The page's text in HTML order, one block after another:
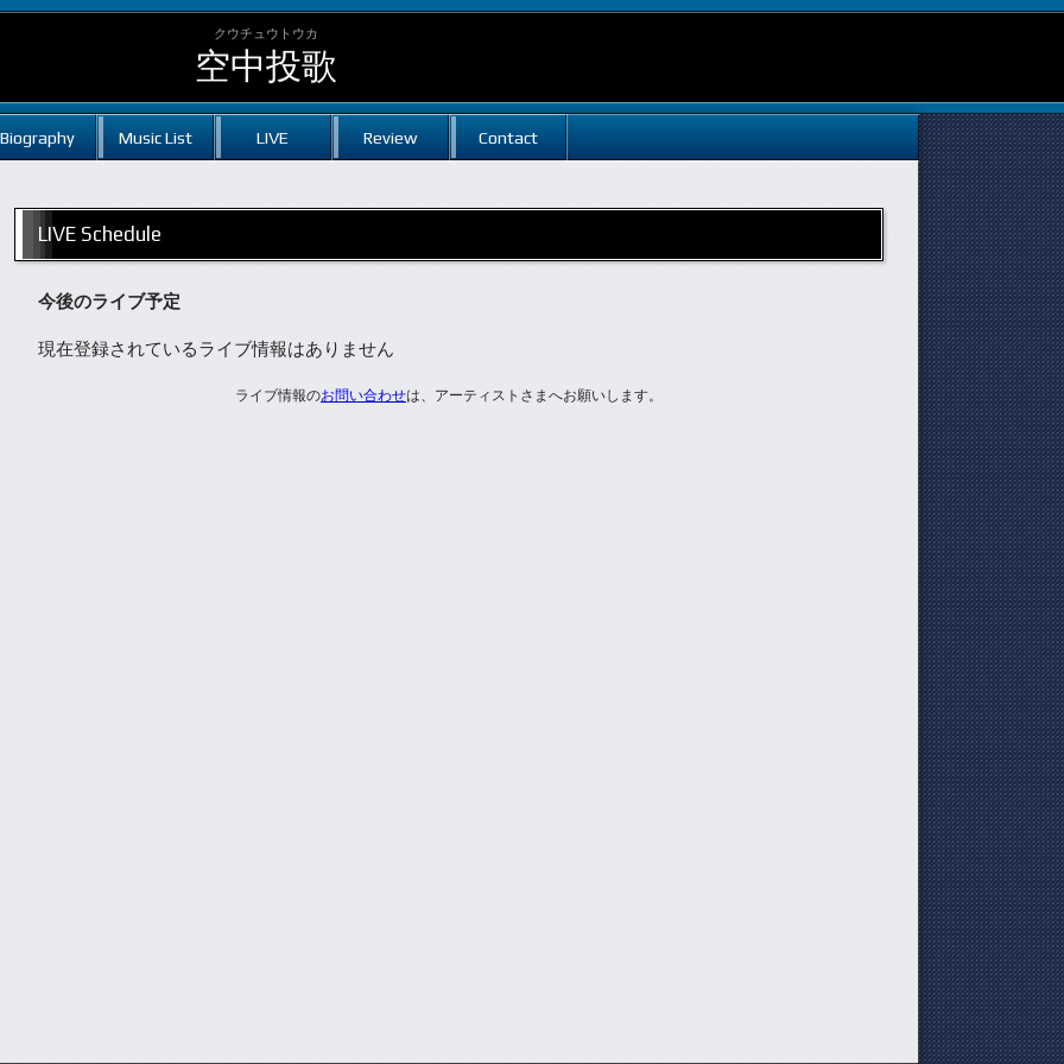
クウチュウトウカ
空中投歌
Biography Music List LIVE Review Contact
LIVE Schedule
今後のライブ予定
現在登録されているライブ情報はありません
ライブ情報のお問い合わせは、アーティストさまへお願いします。